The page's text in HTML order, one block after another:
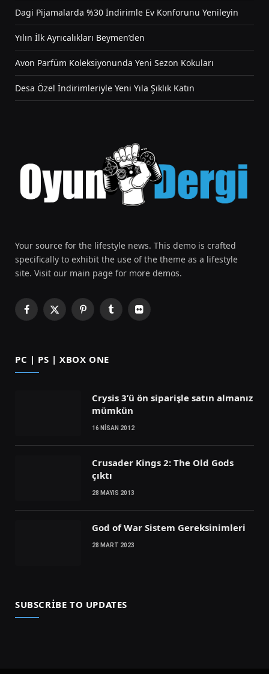
Dagi Pijamalarda %30 İndirimle Ev Konforunu Yenileyin
Yılın İlk Ayrıcalıkları Beymen’den
Avon Parfüm Koleksiyonunda Yeni Sezon Kokuları
Desa Özel İndirimleriyle Yeni Yıla Şıklık Katın
Your source for the lifestyle news. This demo is crafted
specifically to exhibit the use of the theme as a lifestyle
site. Visit our main page for more demos.
Facebook
X
PinterestTumblrFlickr
PC | PS | XBOX ONE
Crysis 3’ü ön siparişle satın almanız
mümkün
16 NISAN 2012
Crusader Kings 2: The Old Gods
çıktı
28 MAYIS 2013
God of War Sistem Gereksinimleri
28 MART 2023
SUBSCRIBE TO UPDATES